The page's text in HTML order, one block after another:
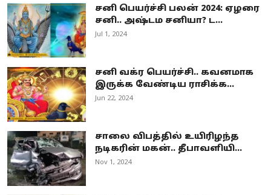
சனி பெயர்ச்சி பலன் 2024: ஏழரை
சனி.. அஷ்டம சனியா? ட...
Jul 1, 2024
சனி வக்ர பெயர்ச்சி.. கவனமாக
இருக்க வேண்டிய ராசிக்க...
Jun 22, 2024
சாலை விபத்தில் உயிரிழந்த
நடிகரின் மகன்.. தீபாவளியி...
Nov 1, 2024